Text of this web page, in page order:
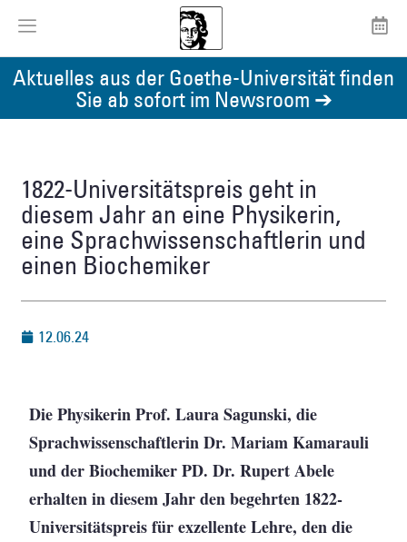
Aktuelles aus der Goethe-Universität finden
Sie ab sofort im Newsroom ➔
1822-Universitätspreis geht in
diesem Jahr an eine Physikerin,
eine Sprachwissenschaftlerin und
einen Biochemiker
12.06.24
Die Physikerin Prof. Laura Sagunski, die
Sprachwissenschaftlerin Dr. Mariam Kamarauli
und der Biochemiker PD. Dr. Rupert Abele
erhalten in diesem Jahr den begehrten 1822-
Universitätspreis für exzellente Lehre, den die